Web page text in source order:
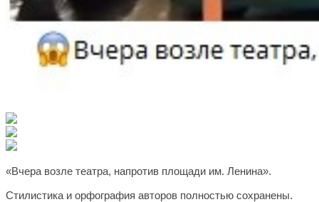
«Вчера возле театра, напротив площади им. Ленина».
Стилистика и орфография авторов полностью сохранены.